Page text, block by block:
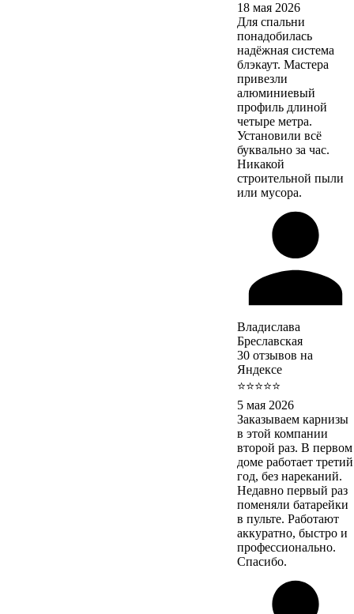
18 мая 2026
Для спальни
понадобилась
надёжная система
блэкаут. Мастера
привезли
алюминиевый
профиль длиной
четыре метра.
Установили всё
буквально за час.
Никакой
строительной пыли
или мусора.
Владислава
Бреславская
30 отзывов на
Яндексе
⭐⭐⭐⭐⭐
5 мая 2026
Заказываем карнизы
в этой компании
второй раз. В первом
доме работает третий
год, без нареканий.
Недавно первый раз
поменяли батарейки
в пульте. Работают
аккуратно, быстро и
профессионально.
Спасибо.